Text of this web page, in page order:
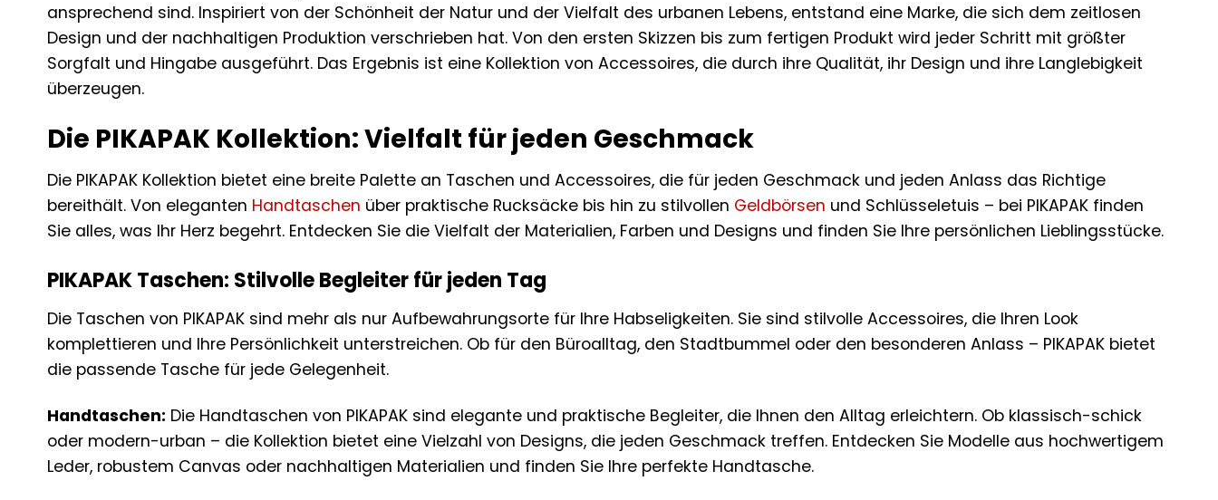
ansprechend sind. Inspiriert von der Schönheit der Natur und der Vielfalt des urbanen Lebens, entstand eine Marke, die sich dem zeitlosen
Design und der nachhaltigen Produktion verschrieben hat. Von den ersten Skizzen bis zum fertigen Produkt wird jeder Schritt mit größter
Sorgfalt und Hingabe ausgeführt. Das Ergebnis ist eine Kollektion von Accessoires, die durch ihre Qualität, ihr Design und ihre Langlebigkeit
überzeugen.
Die PIKAPAK Kollektion: Vielfalt für jeden Geschmack
Die PIKAPAK Kollektion bietet eine breite Palette an Taschen und Accessoires, die für jeden Geschmack und jeden Anlass das Richtige
bereithält. Von eleganten Handtaschen über praktische Rucksäcke bis hin zu stilvollen Geldbörsen und Schlüsseletuis – bei PIKAPAK finden
Sie alles, was Ihr Herz begehrt. Entdecken Sie die Vielfalt der Materialien, Farben und Designs und finden Sie Ihre persönlichen Lieblingsstücke.
PIKAPAK Taschen: Stilvolle Begleiter für jeden Tag
Die Taschen von PIKAPAK sind mehr als nur Aufbewahrungsorte für Ihre Habseligkeiten. Sie sind stilvolle Accessoires, die Ihren Look
komplettieren und Ihre Persönlichkeit unterstreichen. Ob für den Büroalltag, den Stadtbummel oder den besonderen Anlass – PIKAPAK bietet
die passende Tasche für jede Gelegenheit.
Handtaschen: Die Handtaschen von PIKAPAK sind elegante und praktische Begleiter, die Ihnen den Alltag erleichtern. Ob klassisch-schick
oder modern-urban – die Kollektion bietet eine Vielzahl von Designs, die jeden Geschmack treffen. Entdecken Sie Modelle aus hochwertigem
Leder, robustem Canvas oder nachhaltigen Materialien und finden Sie Ihre perfekte Handtasche.